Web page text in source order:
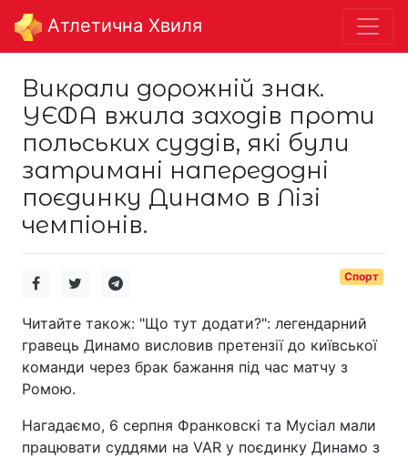
Aтлетична Хвиля
Викрали дорожній знак.
УЄФА вжила заходів проти
польських суддів, які були
затримані напередодні
поєдинку Динамо в Лізі
чемпіонів.
Спорт
Читайте також: "Що тут додати?": легендарний
гравець Динамо висловив претензії до київської
команди через брак бажання під час матчу з
Ромою.
Нагадаємо, 6 серпня Франковскі та Мусіал мали
працювати суддями на VAR у поєдинку Динамо з